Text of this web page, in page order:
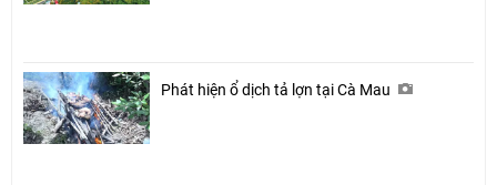
Phát hiện ổ dịch tả lợn tại Cà Mau